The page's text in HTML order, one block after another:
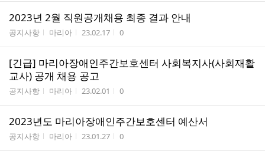
2023년 2월 직원공개채용 최종 결과 안내
게시판명
공지사항 작성자
마리아 작성시간
23.02.17 조회수
0
[긴급] 마리아장애인주간보호센터 사회복지사(사회재활
교사) 공개 채용 공고
게시판명
공지사항 작성자
마리아 작성시간
23.02.01 조회수
0
2023년도 마리아장애인주간보호센터 예산서
게시판명
공지사항 작성자
마리아 작성시간
23.01.27 조회수
0